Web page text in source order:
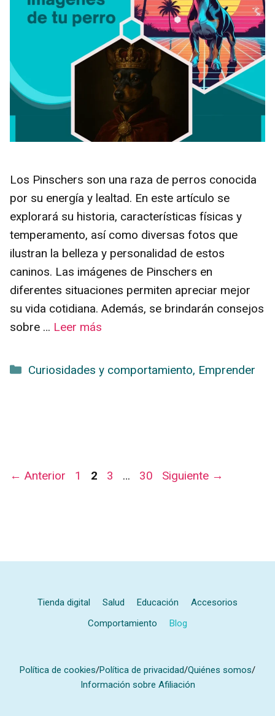
Los Pinschers son una raza de perros conocida
por su energía y lealtad. En este artículo se
explorará su historia, características físicas y
temperamento, así como diversas fotos que
ilustran la belleza y personalidad de estos
caninos. Las imágenes de Pinschers en
diferentes situaciones permiten apreciar mejor
su vida cotidiana. Además, se brindarán consejos
sobre … Leer más
Categorías
Curiosidades y comportamiento, Emprender
← Anterior Página
1 Página
2 Página
3 … Página
30 Siguiente →
Tienda digital Salud Educación
Accesorios
Comportamiento
Blog
Política de cookies/Política de privacidad/Quiénes somos/
Información sobre Afiliación